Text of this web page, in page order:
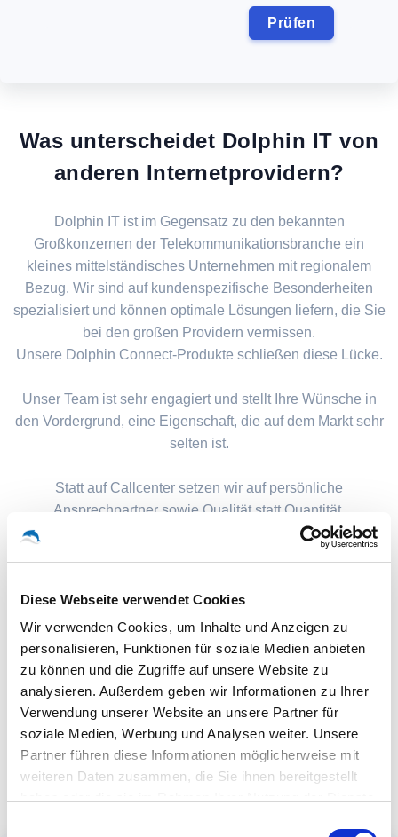
Diese Webseite verwendet Cookies
Wir verwenden Cookies, um Inhalte und Anzeigen zu
personalisieren, Funktionen für soziale Medien anbieten
zu können und die Zugriffe auf unsere Website zu
analysieren. Außerdem geben wir Informationen zu Ihrer
Verwendung unserer Website an unsere Partner für
soziale Medien, Werbung und Analysen weiter. Unsere
Partner führen diese Informationen möglicherweise mit
weiteren Daten zusammen, die Sie ihnen bereitgestellt
Was unterscheidet Dolphin IT von
anderen Internetprovidern?
Dolphin IT ist im Gegensatz zu den bekannten
Großkonzernen der Telekommunikationsbranche ein
kleines mittelständisches Unternehmen mit regionalem
Bezug. Wir sind auf kundenspezifische Besonderheiten
spezialisiert und können optimale Lösungen liefern, die Sie
bei den großen Providern vermissen.
Unsere Dolphin Connect-Produkte schließen diese Lücke.
Unser Team ist sehr engagiert und stellt Ihre Wünsche in
den Vordergrund, eine Eigenschaft, die auf dem Markt sehr
selten ist.
Statt auf Callcenter setzen wir auf persönliche
Ansprechpartner sowie Qualität statt Quantität.